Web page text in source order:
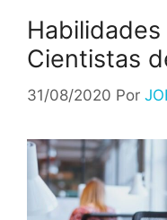
Cientistas
31/08/2020 Por